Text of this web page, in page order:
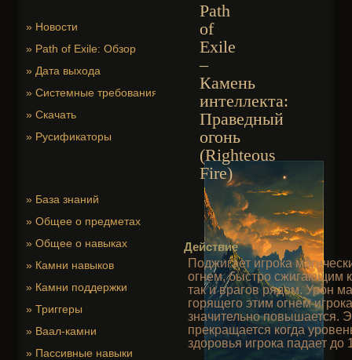
» Новости
» Path of Exile: Обзор
» Дата выхода
» Системные требования
» Скачать
» Русификаторы
» База знаний
» Общее о предметах
» Общее о навыках
» Камни навыков
» Камни поддержки
» Триггеры
» Ваал-камни
» Пассивные навыки
Path
of
Exile
–
Камень
интеллекта:
Праведный
огонь
(Righteous
Fire)
Действие
Поджигает игрока
огнем, быстро сжигающим
так и врагов рядом. Урон
горящего этим огнем
значительно повышается.
прекращается когда
здоровья игрока падает до